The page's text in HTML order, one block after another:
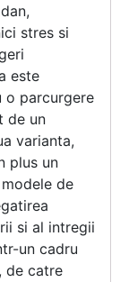
stres si
este
o parcurgere
de un
varianta,
plus un
de
si al intregii
un cadru
de catre